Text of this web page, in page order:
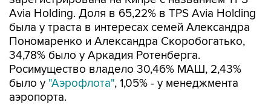
Avia Holding. Доля в 65,22% в TPS Avia Holding
была у траста в интересах семей Александра
Пономаренко и Александра Скоробогатько,
34,78% было у Аркадия Ротенберга.
Росимущество владело 30,46% МАШ, 2,43%
было у "Аэрофлота", 1,05% - у менеджмента
аэропорта.